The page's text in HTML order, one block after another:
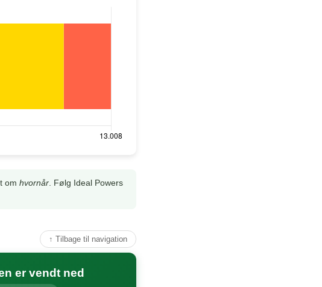
om hvornår . Følg Ideal Powers
↑ Tilbage til navigation
er vendt ned